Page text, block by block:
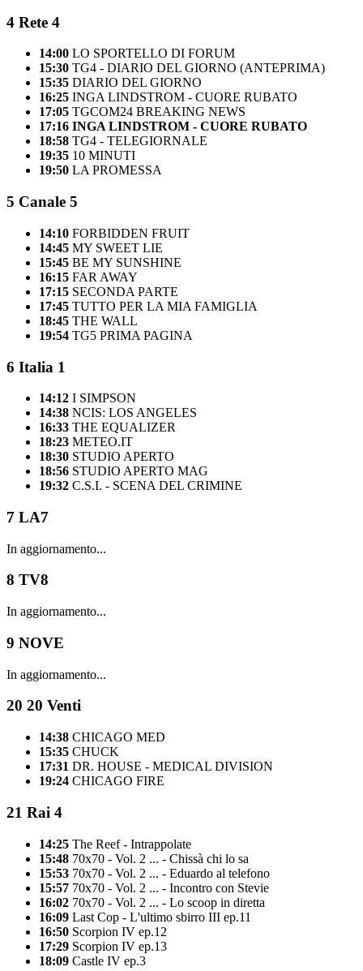
4 Rete 4
14:00 LO SPORTELLO DI FORUM
15:30 TG4 - DIARIO DEL GIORNO (ANTEPRIMA)
15:35 DIARIO DEL GIORNO
16:25 INGA LINDSTROM - CUORE RUBATO
17:05 TGCOM24 BREAKING NEWS
17:16 INGA LINDSTROM - CUORE RUBATO
18:58 TG4 - TELEGIORNALE
19:35 10 MINUTI
19:50 LA PROMESSA
5 Canale 5
14:10 FORBIDDEN FRUIT
14:45 MY SWEET LIE
15:45 BE MY SUNSHINE
16:15 FAR AWAY
17:15 SECONDA PARTE
17:45 TUTTO PER LA MIA FAMIGLIA
18:45 THE WALL
19:54 TG5 PRIMA PAGINA
6 Italia 1
14:12 I SIMPSON
14:38 NCIS: LOS ANGELES
16:33 THE EQUALIZER
18:23 METEO.IT
18:30 STUDIO APERTO
18:56 STUDIO APERTO MAG
19:32 C.S.I. - SCENA DEL CRIMINE
7 LA7
In aggiornamento...
8 TV8
In aggiornamento...
9 NOVE
In aggiornamento...
20 20 Venti
14:38 CHICAGO MED
15:35 CHUCK
17:31 DR. HOUSE - MEDICAL DIVISION
19:24 CHICAGO FIRE
21 Rai 4
14:25 The Reef - Intrappolate
15:48 70x70 - Vol. 2 ... - Chissà chi lo sa
15:53 70x70 - Vol. 2 ... - Eduardo al telefono
15:57 70x70 - Vol. 2 ... - Incontro con Stevie
16:02 70x70 - Vol. 2 ... - Lo scoop in diretta
16:09 Last Cop - L'ultimo sbirro III ep.11
16:50 Scorpion IV ep.12
17:29 Scorpion IV ep.13
18:09 Castle IV ep.3